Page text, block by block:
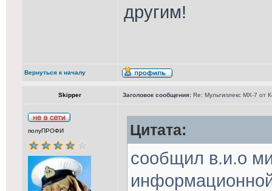
другим!
Вернуться к началу
Skipper Заголовок сообщения: Re: Мультиплекс МХ-7 от
полуПРОФИ Цитата:
сообщил в.и.о